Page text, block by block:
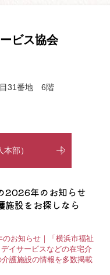
ビス協会
目31番地 6階
部）
2026年のお知らせ
施設をお探しなら
お知らせ｜「横浜市福祉
イサービスなどの在宅介
護施設の情報を多数掲載